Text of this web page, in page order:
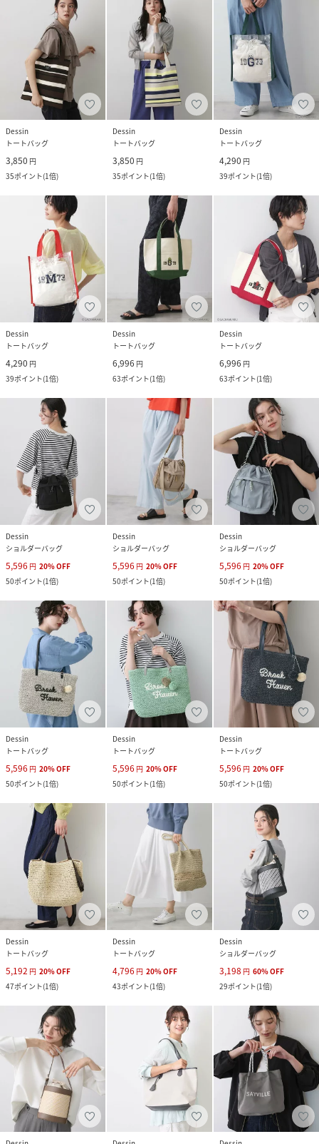
Dessin
トートバッグ
3,850 円
35ポイント(1倍)
Dessin
トートバッグ
3,850 円
35ポイント(1倍)
Dessin
トートバッグ
4,290 円
39ポイント(1倍)
Dessin
トートバッグ
4,290 円
39ポイント(1倍)
Dessin
トートバッグ
6,996 円
63ポイント(1倍)
Dessin
トートバッグ
6,996 円
63ポイント(1倍)
Dessin
ショルダーバッグ
5,596 円 20%OFF
50ポイント(1倍)
Dessin
ショルダーバッグ
5,596 円 20%OFF
50ポイント(1倍)
Dessin
ショルダーバッグ
5,596 円 20%OFF
50ポイント(1倍)
Dessin
トートバッグ
5,596 円 20%OFF
50ポイント(1倍)
Dessin
トートバッグ
5,596 円 20%OFF
50ポイント(1倍)
Dessin
トートバッグ
5,596 円 20%OFF
50ポイント(1倍)
Dessin
トートバッグ
5,192 円 20%OFF
47ポイント(1倍)
Dessin
トートバッグ
4,796 円 20%OFF
43ポイント(1倍)
Dessin
ショルダーバッグ
3,198 円 60%OFF
29ポイント(1倍)